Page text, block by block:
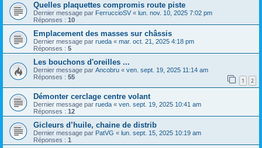
Quelles plaquettes compromis route piste
Dernier message par FerruccioSV « lun. nov. 10, 2025 7:02 pm
Réponses : 10
Emplacement des masses sur châssis
Dernier message par rueda « mar. oct. 21, 2025 4:18 pm
Réponses : 5
Les bouchons d'oreilles ...
Dernier message par Ancobru « ven. sept. 19, 2025 11:14 am
Réponses : 55 1 2
Démonter cerclage centre volant
Dernier message par rueda « ven. sept. 19, 2025 10:41 am
Réponses : 12
Gicleurs d’huile, chaine de distrib
Dernier message par PatVG « lun. sept. 15, 2025 10:19 am
Réponses : 1